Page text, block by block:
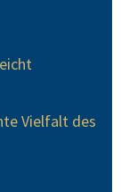
Vielfalt des